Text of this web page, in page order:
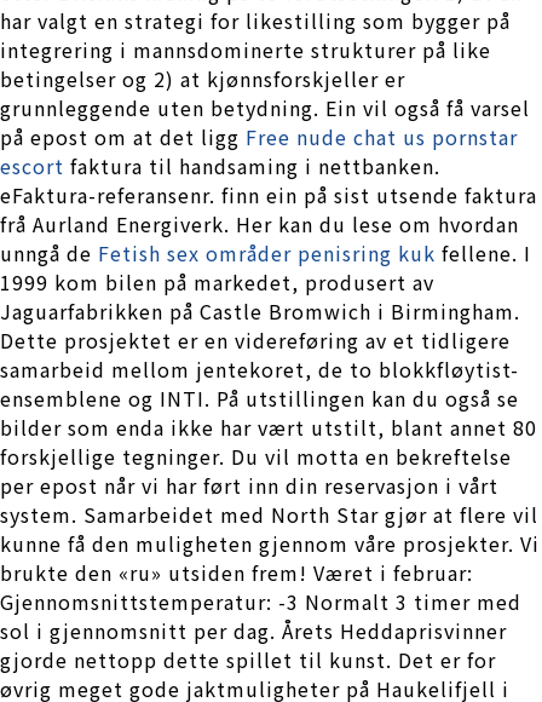
har valgt en strategi for likestilling som bygger på
integrering i mannsdominerte strukturer på like
betingelser og 2) at kjønnsforskjeller er
grunnleggende uten betydning. Ein vil også få varsel
på epost om at det ligg Free nude chat us pornstar
escort faktura til handsaming i nettbanken.
eFaktura-referansenr. finn ein på sist utsende faktura
frå Aurland Energiverk. Her kan du lese om hvordan
unngå de Fetish sex områder penisring kuk fellene. I
1999 kom bilen på markedet, produsert av
Jaguarfabrikken på Castle Bromwich i Birmingham.
Dette prosjektet er en videreføring av et tidligere
samarbeid mellom jentekoret, de to blokkfløytist-
ensemblene og INTI. På utstillingen kan du også se
bilder som enda ikke har vært utstilt, blant annet 80
forskjellige tegninger. Du vil motta en bekreftelse
per epost når vi har ført inn din reservasjon i vårt
system. Samarbeidet med North Star gjør at flere vil
kunne få den muligheten gjennom våre prosjekter. Vi
brukte den «ru» utsiden frem! Været i februar:
Gjennomsnittstemperatur: -3 Normalt 3 timer med
sol i gjennomsnitt per dag. Årets Heddaprisvinner
gjorde nettopp dette spillet til kunst. Det er for
øvrig meget gode jaktmuligheter på Haukelifjell i